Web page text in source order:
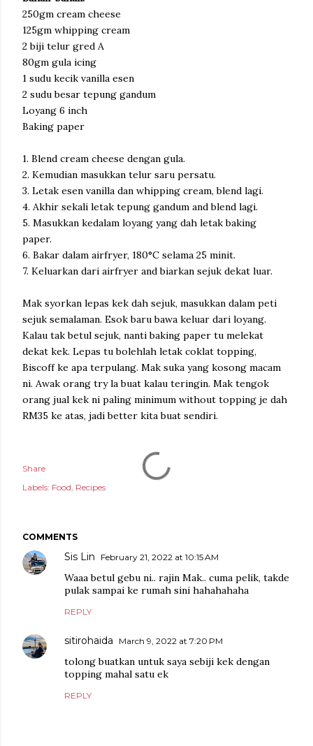
250gm cream cheese
125gm whipping cream
2 biji telur gred A
80gm gula icing
1 sudu kecik vanilla esen
2 sudu besar tepung gandum
Loyang 6 inch
Baking paper
1. Blend cream cheese dengan gula.
2. Kemudian masukkan telur saru persatu.
3. Letak esen vanilla dan whipping cream, blend lagi.
4. Akhir sekali letak tepung gandum and blend lagi.
5. Masukkan kedalam loyang yang dah letak baking
paper.
6. Bakar dalam airfryer, 180°C selama 25 minit.
7. Keluarkan dari airfryer and biarkan sejuk dekat luar.
Mak syorkan lepas kek dah sejuk, masukkan dalam peti
sejuk semalaman. Esok baru bawa keluar dari loyang.
Kalau tak betul sejuk, nanti baking paper tu melekat
dekat kek. Lepas tu bolehlah letak coklat topping,
Biscoff ke apa terpulang. Mak suka yang kosong macam
ni. Awak orang try la buat kalau teringin. Mak tengok
orang jual kek ni paling minimum without topping je dah
RM35 ke atas, jadi better kita buat sendiri.
Share
Labels: Food Recipes
COMMENTS
Sis Lin February 21, 2022 at 10:15 AM
Waaa betul gebu ni.. rajin Mak.. cuma pelik, takde
pulak sampai ke rumah sini hahahahaha
REPLY
sitirohaida March 9, 2022 at 7:20 PM
tolong buatkan untuk saya sebiji kek dengan
topping mahal satu ek
REPLY